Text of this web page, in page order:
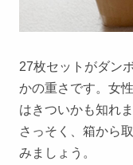
27枚セットがダン
かの重さです。女
はきついかも知れま
さっそく、箱から
みましょう。